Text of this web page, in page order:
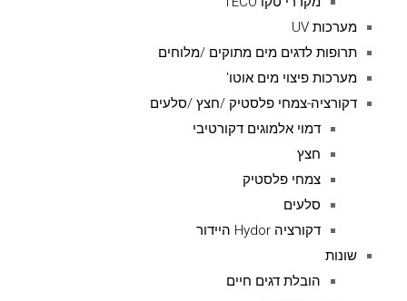
מערכות UV
תרופות לדגים מים מתוקים /מלוחים
מערכות פיצוי מים אוטו'
דקורציה-צמחי פלסטיק /חצץ /סלעים
דמוי אלמוגים דקורטיבי
חצץ
צמחי פלסטיק
סלעים
דקורציה Hydor היידור
שונות
הובלת דגים חיים